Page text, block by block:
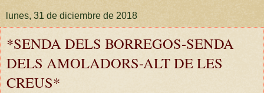
lunes, 31 de diciembre de 2018
*SENDA DELS BORREGOS-SENDA
DELS AMOLADORS-ALT DE LES
CREUS*